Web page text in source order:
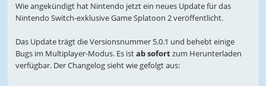
Wie angekündigt hat Nintendo jetzt ein neues Update für das
Nintendo Switch-exklusive Game Splatoon 2 veröffentlicht.
Das Update trägt die Versionsnummer 5.0.1 und behebt einige
Bugs im Multiplayer-Modus. Es istab sofortzum Herunterladen
verfügbar. Der Changelog sieht wie gefolgt aus: